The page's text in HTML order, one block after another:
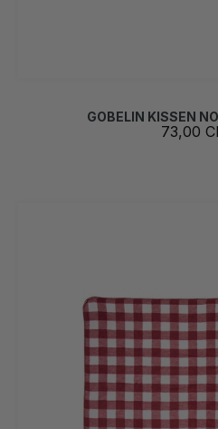
GOBELIN KISSEN
73,00